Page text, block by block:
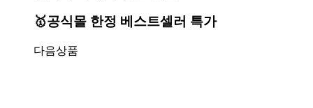
🥇공식몰 한정 베스트셀러 특가
다음상품